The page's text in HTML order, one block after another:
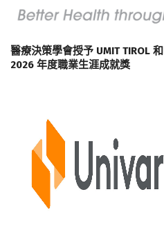
醫療決策學會授予 UMIT TIROL
2026 年度職業生涯成就獎